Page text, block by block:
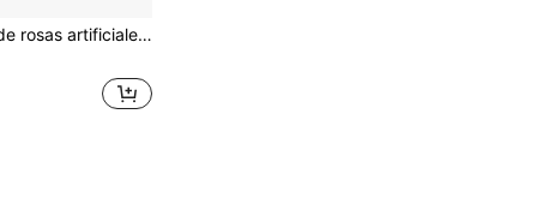
comedor, cafetería, fotografía, fiesta, vacaciones y decoración de cumpleaños, boda y ceremonia, jardín, hotel, escritorio de oficina, arreglo floral DIY